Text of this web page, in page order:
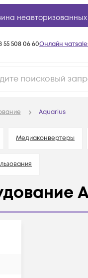
55 508 06 60Онлайн чат
Aquarius
Медиаконвертеры